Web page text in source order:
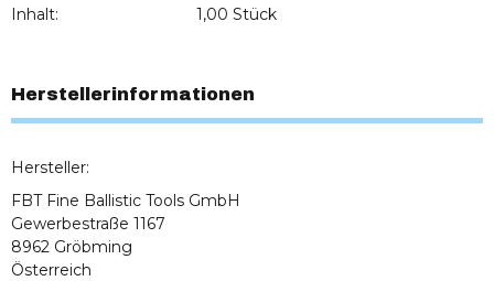
Inhalt: 1,00 Stück
Herstellerinformationen
Hersteller:
FBT Fine Ballistic Tools GmbH
Gewerbestraße 1167
8962 Gröbming
Österreich